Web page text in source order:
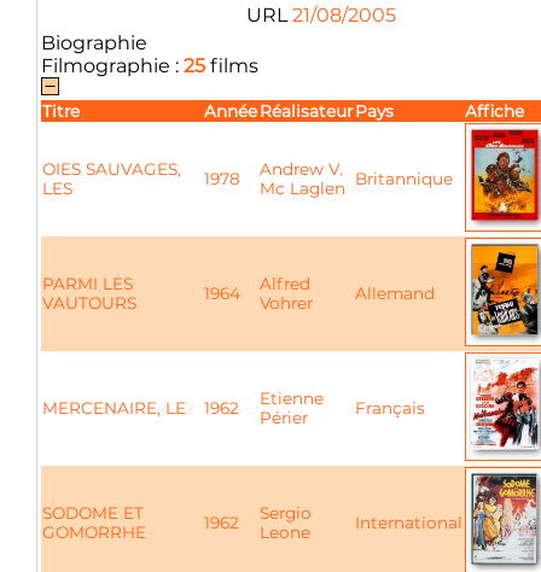
URL21/08/2005
Biographie
Filmographie : 25 films
Titre AnnéeRéalisateurPays Affiche
OIES SAUVAGES,
LES
1978
Andrew V.
Mc Laglen
Britannique
PARMI LES
VAUTOURS
1964
Alfred
Vohrer
Allemand
MERCENAIRE, LE 1962
Etienne
Périer
Français
SODOME ET
GOMORRHE
1962
Sergio
Leone
International